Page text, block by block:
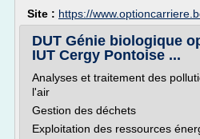
Site : https://
DUT Génie biologique
IUT Cergy Pontoise ...
Analyses et traitement des
l'air
Gestion des déchets
Exploitation des ressources